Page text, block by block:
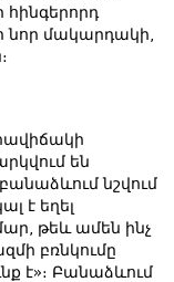
նոր մակարդակի,
են
նշվում
է եղել
թեև ամեն ինչ
բռնկումը
է»։ Բանաձևում